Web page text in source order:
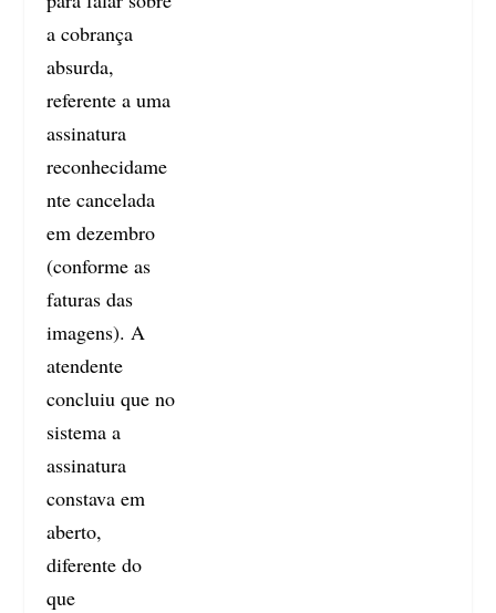
a cobrança
absurda,
referente a uma
assinatura
reconhecidame
nte cancelada
em dezembro
(conforme as
faturas das
imagens). A
atendente
concluiu que no
sistema a
assinatura
constava em
aberto,
diferente do
que